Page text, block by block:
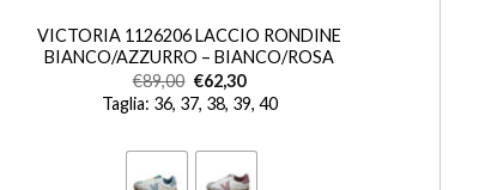
VICTORIA 1126206 LACCIO RONDINE
BIANCO/AZZURRO – BIANCO/ROSA
€89,00 €62,30
Taglia: 36, 37, 38, 39, 40